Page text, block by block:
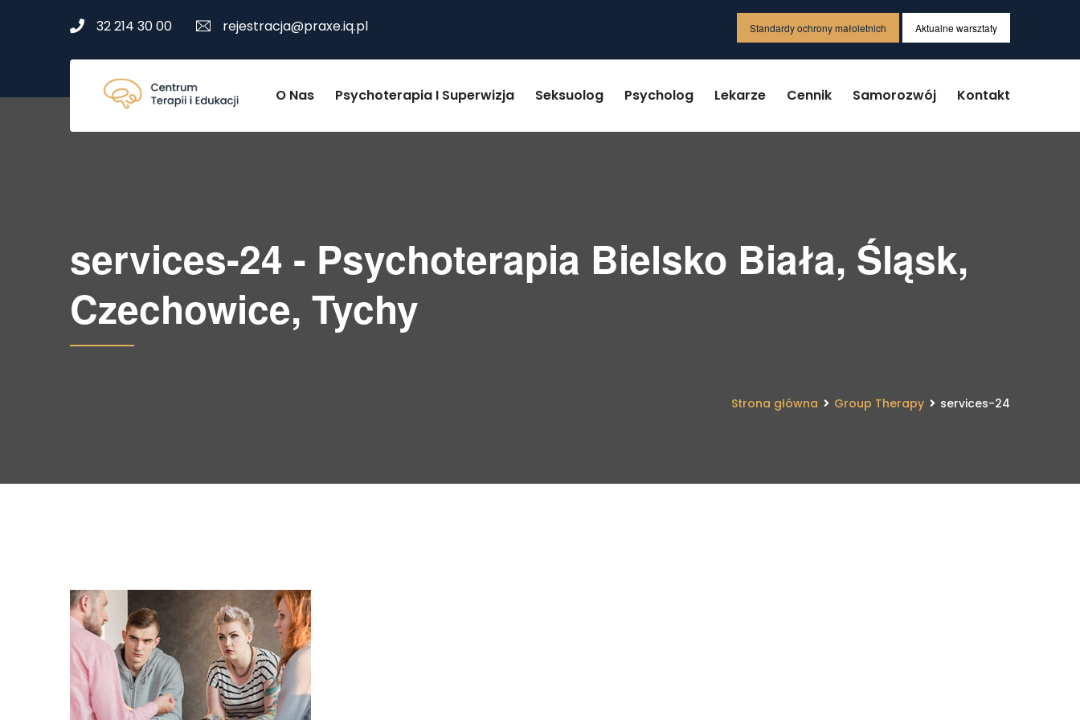
32 214 30 00 rejestracja@praxe.iq.pl Standardy ochrony małoletnich Aktualne warsztaty
O Nas Psychoterapia I Superwizja Seksuolog Psycholog Lekarze Cennik Samorozwój Kontakt
services-24 - Psychoterapia Bielsko Biała, Śląsk,
Czechowice, Tychy
Strona główna Group Therapy services-24